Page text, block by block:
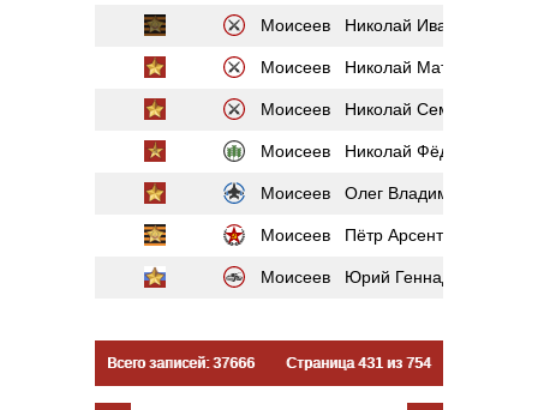
Моисеев Николай Иванович
Моисеев Николай Матвеевич
Моисеев Николай Семёнович
Моисеев Николай Фёдорович
Моисеев Олег Владимирович
Моисеев Пётр Арсентьевич
Моисеев Юрий Геннадьевич
Всего записей: 37666 Страница 431 из 754